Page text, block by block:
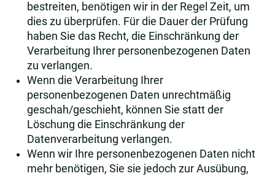
bestreiten, benötigen wir in der Regel Zeit, um
dies zu überprüfen. Für die Dauer der Prüfung
haben Sie das Recht, die Einschränkung der
Verarbeitung Ihrer personenbezogenen Daten
zu verlangen.
Wenn die Verarbeitung Ihrer
personenbezogenen Daten unrechtmäßig
geschah/geschieht, können Sie statt der
Löschung die Einschränkung der
Datenverarbeitung verlangen.
Wenn wir Ihre personenbezogenen Daten nicht
mehr benötigen, Sie sie jedoch zur Ausübung,